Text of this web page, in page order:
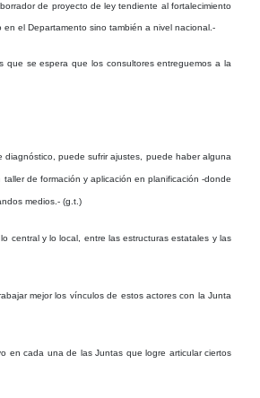
de proyecto de ley tendiente al fortalecimiento
el Departamento sino también a nivel nacional.-
se espera que los consultores entreguemos a la
puede sufrir ajustes, puede haber alguna
de formación y aplicación en planificación -donde
medios.- (g.t.)
central y lo local, entre las estructuras estatales y las
mejor los vínculos de estos actores con la Junta
en cada una de las Juntas que logre articular ciertos